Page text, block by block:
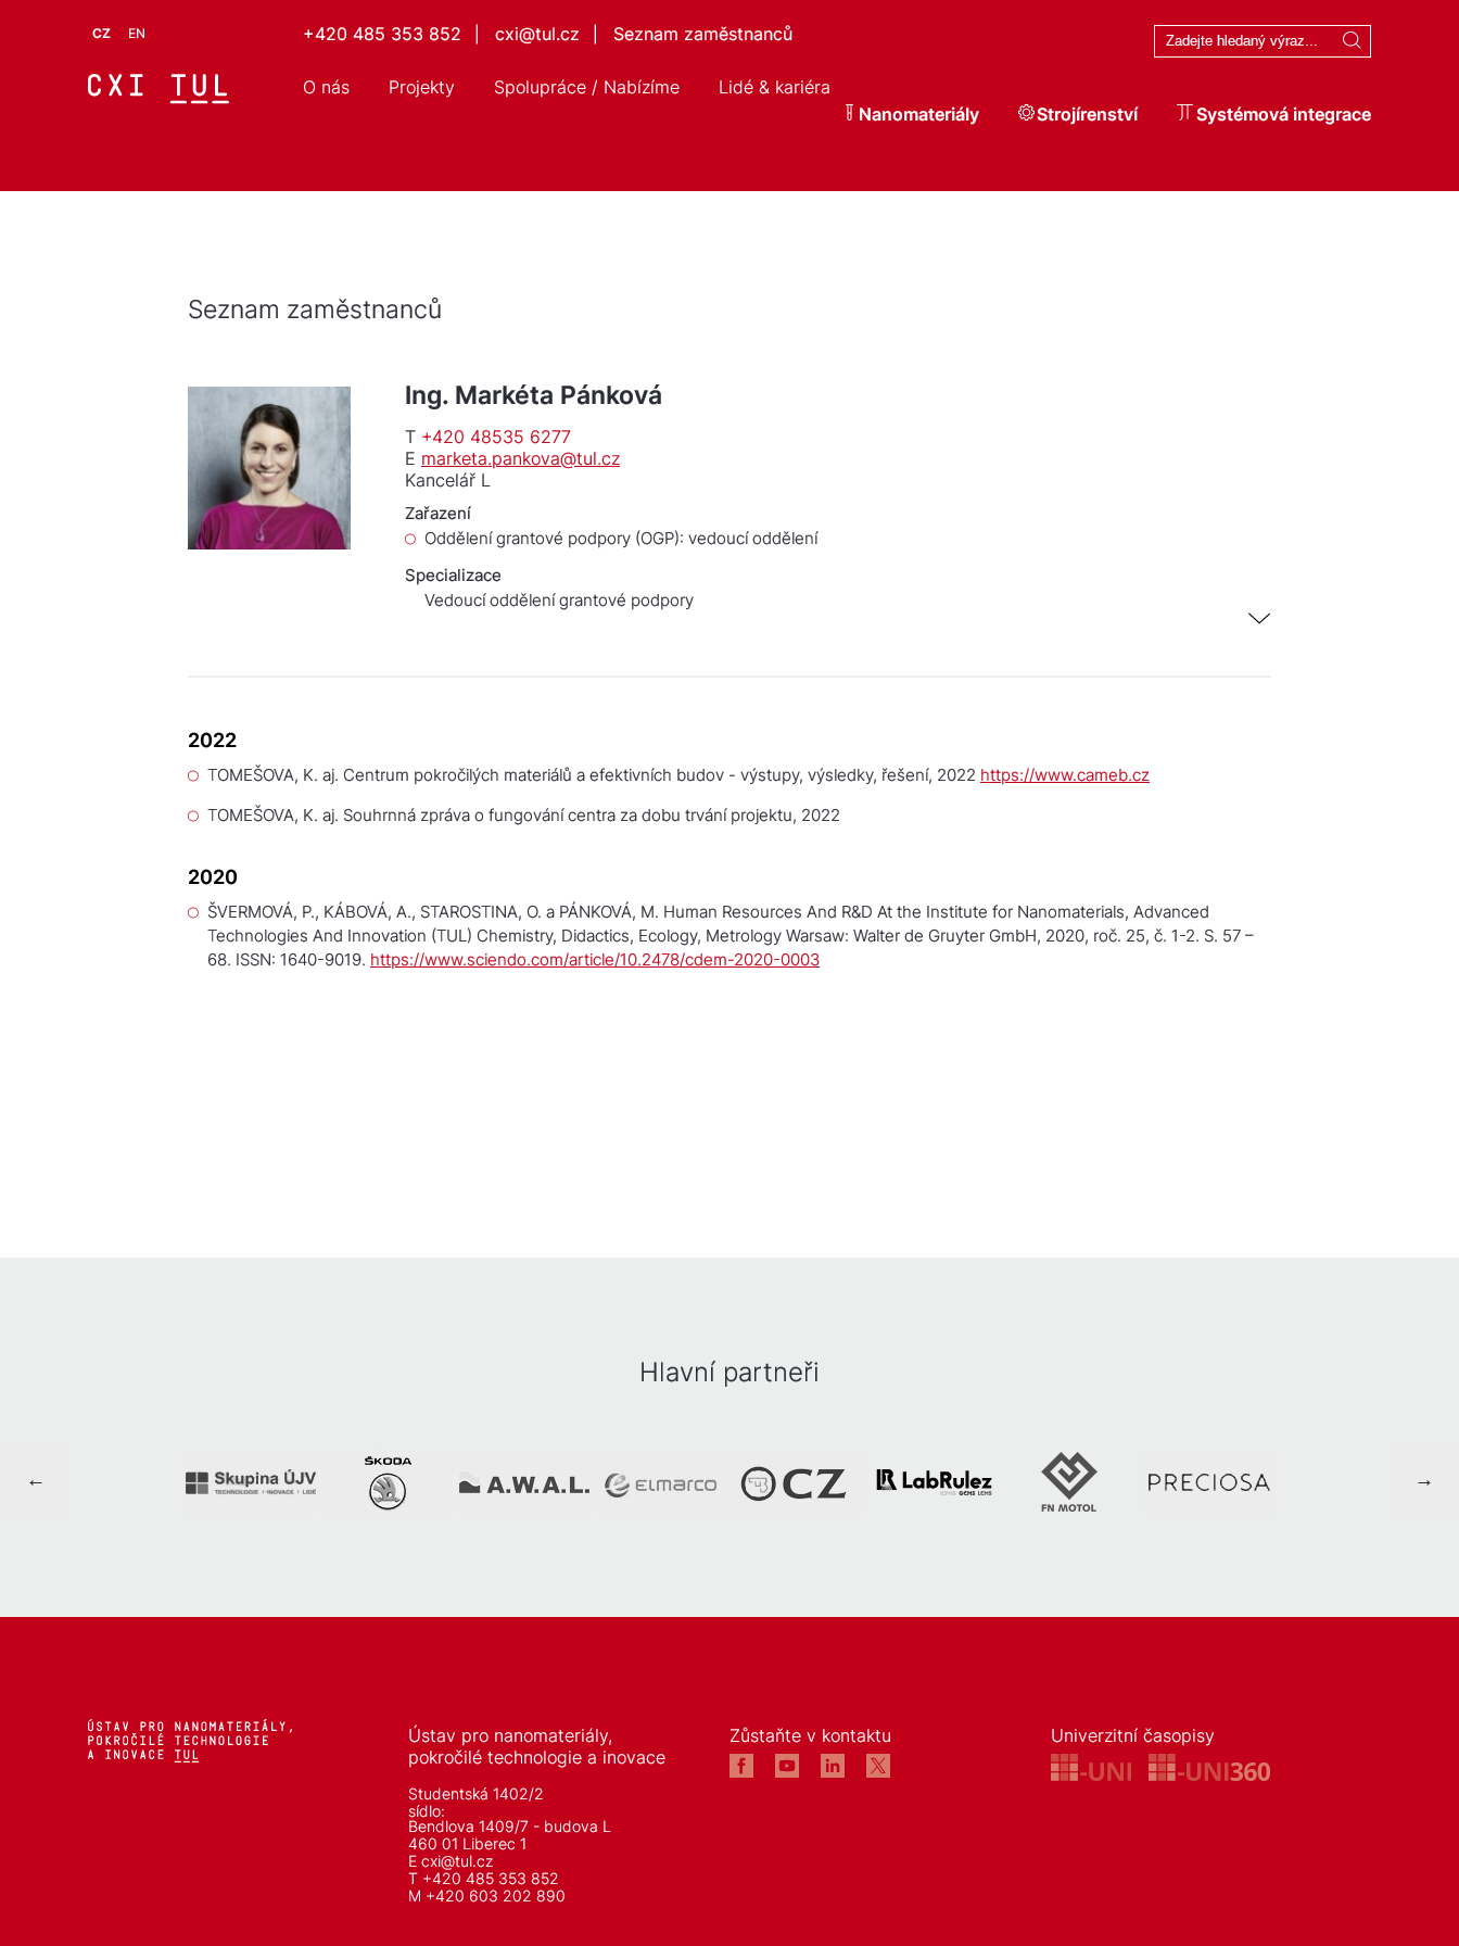
CZ EN +420 485 353 852 cxi@tul.cz Seznam zaměstnanců
O nás Projekty Spolupráce / Nabízíme
Lidé & kariéra
Nanomateriály
Strojírenství Systémová integrace
Seznam zaměstnanců
Ing. Markéta Pánková
T +420 48535 6277
E marketa.pankova@tul.cz
Kancelář L
Zařazení
Oddělení grantové podpory (OGP): vedoucí oddělení
Specializace
Vedoucí oddělení grantové podpory
2022
TOMEŠOVA, K. aj. Centrum pokročilých materiálů a efektivních budov - výstupy, výsledky, řešení, 2022 https://www.cameb.cz
TOMEŠOVA, K. aj. Souhrnná zpráva o fungování centra za dobu trvání projektu, 2022
2020
ŠVERMOVÁ, P., KÁBOVÁ, A., STAROSTINA, O. a PÁNKOVÁ, M. Human Resources And R&D At the Institute for Nanomaterials, Advanced
Technologies And Innovation (TUL) Chemistry, Didactics, Ecology, Metrology Warsaw: Walter de Gruyter GmbH, 2020, roč. 25, č. 1-2. S. 57 –
68. ISSN: 1640-9019. https://www.sciendo.com/article/10.2478/cdem-2020-0003
Hlavní partneři
Ústav pro nanomateriály,
pokročilé technologie a inovace
Studentská 1402/2
sídlo:
Bendlova 1409/7 - budova L
460 01 Liberec 1
Ecxi@tul.cz
T +420 485 353 852
M +420 603 202 890
Zůstaňte v kontaktu Univerzitní časopisy